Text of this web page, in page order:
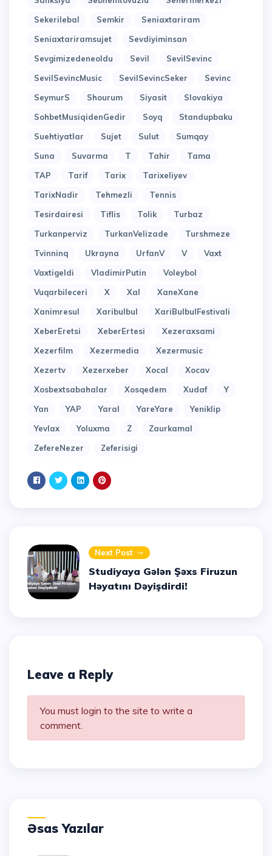
Sekerilebal
Semkir
Seniaxtariram
Seniaxtariramsujet
Sevdiyiminsan
Sevgimizedeneoldu
Sevil
SevilSevinc
SevilSevincMusic
SevilSevincSeker
Sevinc
SeymurS
Shourum Siyasit
Slovakiya
SohbetMusiqidenGedir
Soyq
Standupbaku
Suehtiyatlar
Sujet Sulut
Sumqay
Suna
Suvarma T Tahir
Tama
TAP
Tarif Tarix
Tarixeliyev
TarixNadir
Tehmezli
Tennis
Tesirdairesi
Tiflis Tolik
Turbaz
Turkanperviz
TurkanVelizade
Turshmeze
Tvinninq
Ukrayna UrfanV V
Vaxt
Vaxtigeldi
VladimirPutin
Voleybol
Vuqarbileceri
X Xal
XaneXane
Xanimresul
Xaribulbul
XariBulbulFestivali
XeberEretsi
XeberErtesi
Xezeraxsami
Xezerfilm
Xezermedia
Xezermusic
Xezertv
Xezerxeber Xocal
Xocav
Xosbextsabahalar
Xosqedem Xudaf
Y
Yan
YAP Yaral YareYare
Yeniklip
Yevlax
Yoluxma Z
Zaurkamal
ZefereNezer
Zeferisigi
Next Post
Studiyaya Gələn Şəxs Firuzun
Həyatını Dəyişdirdi!
Leave a Reply
You must login to the site to write a
comment.
Əsas Yazılar